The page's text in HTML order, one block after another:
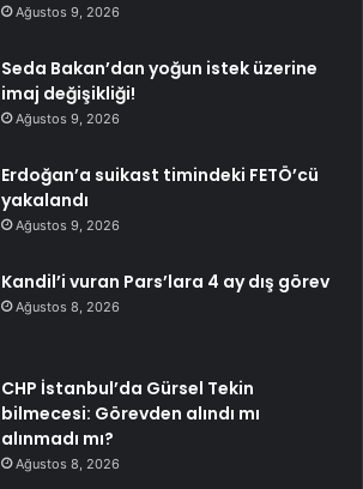
Ağustos 9, 2026
Seda Bakan’dan yoğun istek üzerine
imaj değişikliği!
Ağustos 9, 2026
Erdoğan’a suikast timindeki FETÖ’cü
yakalandı
Ağustos 9, 2026
Kandil’i vuran Pars’lara 4 ay dış görev
Ağustos 8, 2026
CHP İstanbul’da Gürsel Tekin
bilmecesi: Görevden alındı mı
alınmadı mı?
Ağustos 8, 2026